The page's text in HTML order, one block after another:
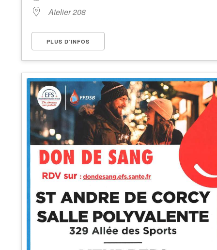
Atelier 208
PLUS D’INFOS